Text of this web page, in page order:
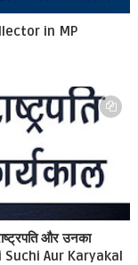
in MP
और उनका
Suchi Aur Karyakal